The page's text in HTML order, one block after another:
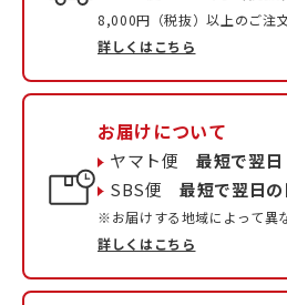
8,000円（税抜）以上のご注
詳しくはこちら
お届けについて
ヤマト便最短で翌日
SBS便最短で翌日
※お届けする地域によって異
詳しくはこちら